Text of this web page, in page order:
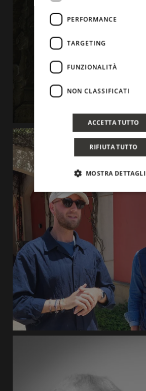
PERFORMANCE
TARGETING
FUNZIONALITÀ
NON CLASSIFICATI
ACCETTA TUTTO
RIFIUTA TUTTO
MOSTRA DETTAGLI